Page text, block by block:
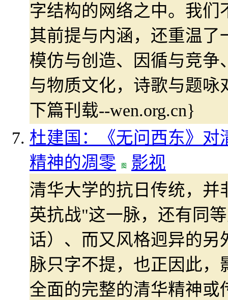
字结构的网络之中。我
其前提与内涵，还重温
模仿与创造、因循与竞
与物质文化，诗歌与题
下篇刊载--wen.org.cn}
杜建国：《无问西东》对
精神的凋零
影视
清华大学的抗日传统，
英抗战"这一脉，还有同
话）、而又风格迥异的
脉只字不提，也正因此
全面的完整的清华精神